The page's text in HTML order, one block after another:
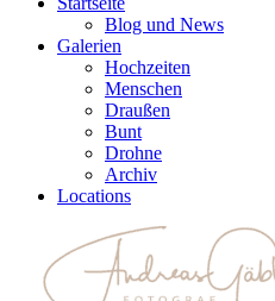
Blog und News
Galerien
Hochzeiten
Menschen
Draußen
Bunt
Drohne
Archiv
Locations